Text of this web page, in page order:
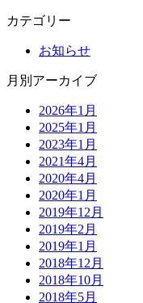
カテゴリー
お知らせ
月別アーカイブ
2026年1月
2025年1月
2023年1月
2021年4月
2020年4月
2020年1月
2019年12月
2019年2月
2019年1月
2018年12月
2018年10月
2018年5月